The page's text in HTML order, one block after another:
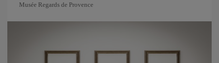
Musée Regards de Provence